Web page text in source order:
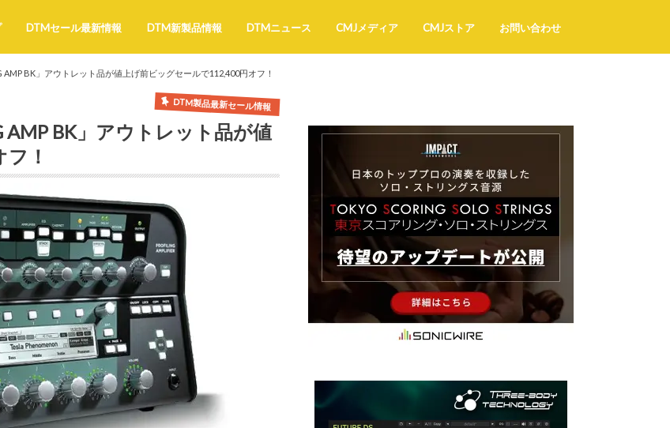
DTMセール最新情報 DTM新製品情報 DTMニュース CMJメディア CMJストア お問い合わせ
AMP BK」アウトレット品が値上げ前ビッグセールで112,400円オフ！
DTM製品最新セール情報
AMP BK」アウトレット品が値
！